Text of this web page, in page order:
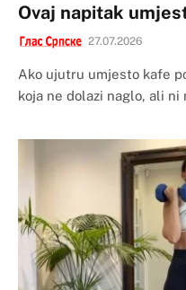
Ovaj napitak
27.07.2026
Ako ujutru umjesto kafe
koja ne dolazi naglo, ali